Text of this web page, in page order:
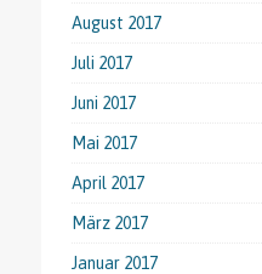
August 2017
Juli 2017
Juni 2017
Mai 2017
April 2017
März 2017
Januar 2017